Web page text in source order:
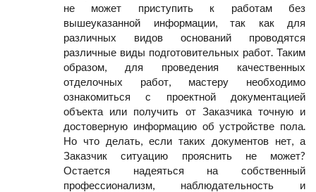
не может приступить к работам без
вышеуказанной информации, так как для
различных видов оснований проводятся
различные виды подготовительных работ. Таким
образом, для проведения качественных
отделочных работ, мастеру необходимо
ознакомиться с проектной документацией
объекта или получить от Заказчика точную и
достоверную информацию об устройстве пола.
Но что делать, если таких документов нет, а
Заказчик ситуацию прояснить не может?
Остается надеяться на собственный
профессионализм, наблюдательность и